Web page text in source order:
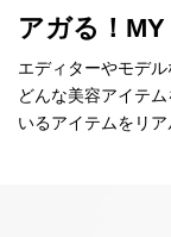
アガる！
エディターやモデ
どんな美容アイテ
いるアイテムをリ